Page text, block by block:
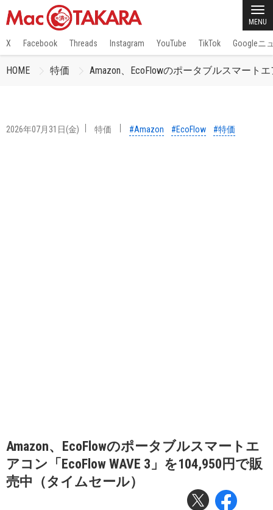
MENU
X Facebook Threads Instagram YouTube TikTok Googleニ
HOME 特価 Amazon、EcoFlowのポータブルスマート
2026年07月31日(金) 特価 #Amazon #EcoFlow #特価
Amazon、EcoFlowのポータブルスマートエ
アコン「EcoFlow WAVE 3」を104,950円で販
売中（タイムセール）